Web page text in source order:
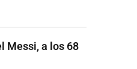
Messi, a los 68